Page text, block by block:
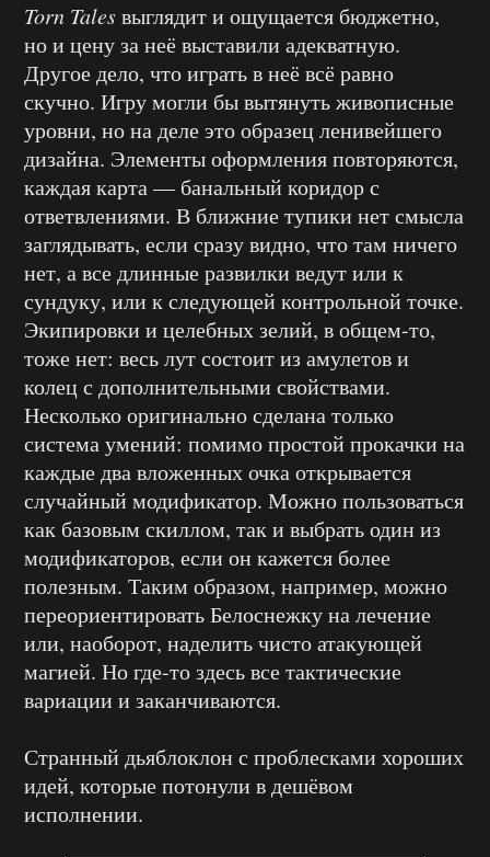
Torn Talesвыглядит и ощущается бюджетно,
но и цену за неё выставили адекватную.
Другое дело, что играть в неё всё равно
скучно. Игру могли бы вытянуть живописные
уровни, но на деле это образец ленивейшего
дизайна. Элементы оформления повторяются,
каждая карта — банальный коридор с
ответвлениями. В ближние тупики нет смысла
заглядывать, если сразу видно, что там ничего
нет, а все длинные развилки ведут или к
сундуку, или к следующей контрольной точке.
Экипировки и целебных зелий, в общем-то,
тоже нет: весь лут состоит из амулетов и
колец с дополнительными свойствами.
Несколько оригинально сделана только
система умений: помимо простой прокачки на
каждые два вложенных очка открывается
случайный модификатор. Можно пользоваться
как базовым скиллом, так и выбрать один из
модификаторов, если он кажется более
полезным. Таким образом, например, можно
переориентировать Белоснежку на лечение
или, наоборот, наделить чисто атакующей
магией. Но где-то здесь все тактические
вариации и заканчиваются.
Странный дьяблоклон с проблесками хороших
идей, которые потонули в дешёвом
исполнении.